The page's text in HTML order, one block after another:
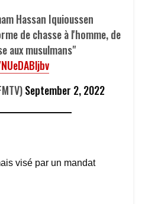
Hassan Iquioussen
de chasse à l'homme, de
aux musulmans"
September 2, 2022
visé par un mandat